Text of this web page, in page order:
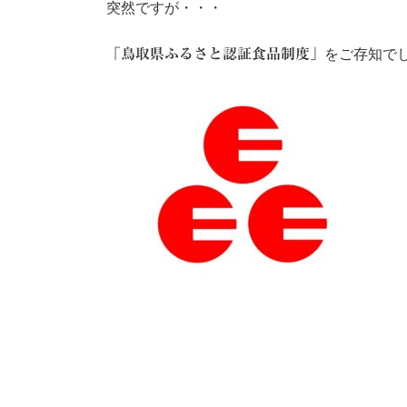
突然ですが・・・
「鳥取県ふるさと認証食品制度」 をご存知で